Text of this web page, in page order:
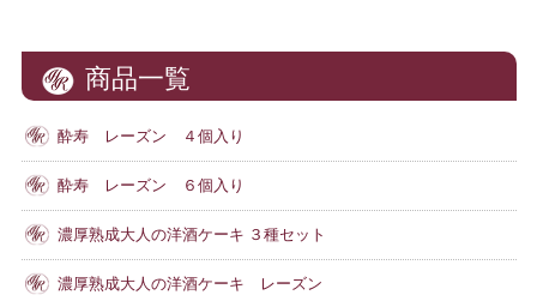
商品一覧
酔寿 レーズン ４個入り
酔寿 レーズン ６個入り
濃厚熟成大人の洋酒ケーキ ３種セット
濃厚熟成大人の洋酒ケーキ レーズン